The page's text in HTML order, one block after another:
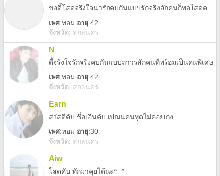
เพศ:ทอม อายุ:42
จังหวัด: สกลนคร
N
ดี้จริงใจรักจริงคบกันแบบถาวรสักคนที่พร้อมเป็นคนพิเศษ
เพศ:ทอม อายุ:42
จังหวัด: สกลนคร
Earn
สวัสดีคับ ชื่อเอินคับ เปฌนคนพูดไม่ค่อยเก่ง
เพศ:ทอม อายุ:30
จังหวัด: สกลนคร
Aiw
โสดคับ ทักมาคุยได้นะ^_^